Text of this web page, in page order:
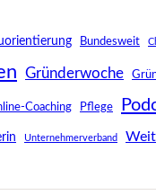
Bundesweit
Gründerwoche
Coaching Pflege
Unternehmerverband